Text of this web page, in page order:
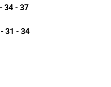
34 - 37
31 - 34